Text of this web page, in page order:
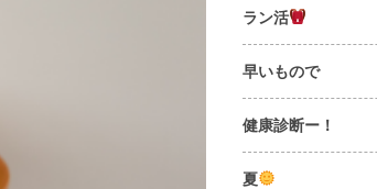
ラン活
早いもので
健康診断ー！
夏